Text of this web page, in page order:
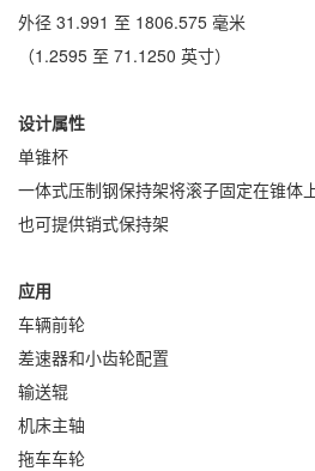
外径 31.991 至 1806.575 毫米
（1.2595 至 71.1250 英寸）
设计属性
单锥杯
一体式压制钢保持架将滚子固定在锥体
也可提供销式保持架
应用
车辆前轮
差速器和小齿轮配置
输送辊
机床主轴
拖车车轮